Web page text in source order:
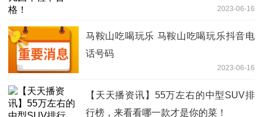
2023-06-16
马鞍山吃喝玩乐 马鞍山吃喝玩乐抖音电
话号码
2023-06-16
【天天播资讯】55万左右的中型SUV排
行榜，来看看哪一款才是你的菜！